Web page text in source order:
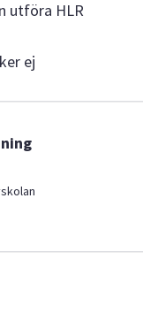
utföra HLR
ej